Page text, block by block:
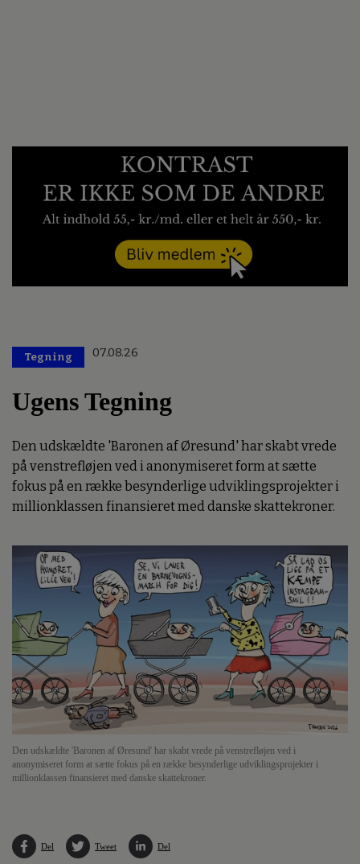
Tegning 07.08.26
Ugens Tegning
Den udskældte 'Baronen af Øresund' har skabt vrede
på venstrefløjen ved i anonymiseret form at sætte
fokus på en række besynderlige udviklingsprojekter i
millionklassen finansieret med danske skattekroner.
Den udskældte 'Baronen af Øresund' har skabt vrede på venstrefløjen ved i
anonymiseret form at sætte fokus på en række besynderlige udviklingsprojekter i
millionklassen finansieret med danske skattekroner.
Del Tweet Del